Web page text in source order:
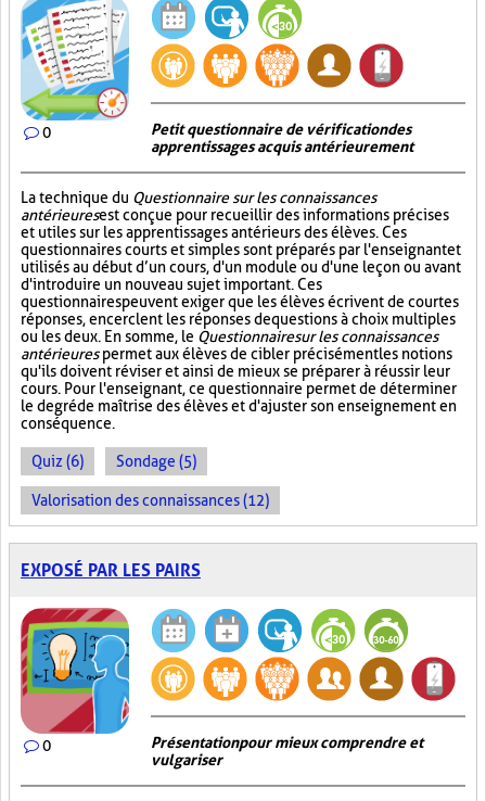
0
Petit questionnaire de vérification des
apprentissages acquis antérieurement
La technique du Questionnaire sur les connaissances
antérieuresest conçue pour recueillir des informations précises
et utiles sur les apprentissages antérieurs des élèves. Ces
questionnaires courts et simples sont préparés par l'enseignant et
utilisés au début d’un cours, d'un module ou d'une leçon ou avant
d'introduire un nouveau sujet important. Ces
questionnaires peuvent exiger que les élèves écrivent de courtes
réponses, encerclent les réponses de questions à choix multiples
ou les deux. En somme, le Questionnaire sur les connaissances
antérieurespermet aux élèves de cibler précisément les notions
qu'ils doivent réviser et ainsi de mieux se préparer à réussir leur
cours. Pour l'enseignant, ce questionnaire permet de déterminer
le degré de maîtrise des élèves et d'ajuster son enseignement en
conséquence.
Quiz (6) Sondage (5)
Valorisation des connaissances (12)
EXPOSÉ PAR LES PAIRS
0
Présentation pour mieux comprendre et
vulgariser